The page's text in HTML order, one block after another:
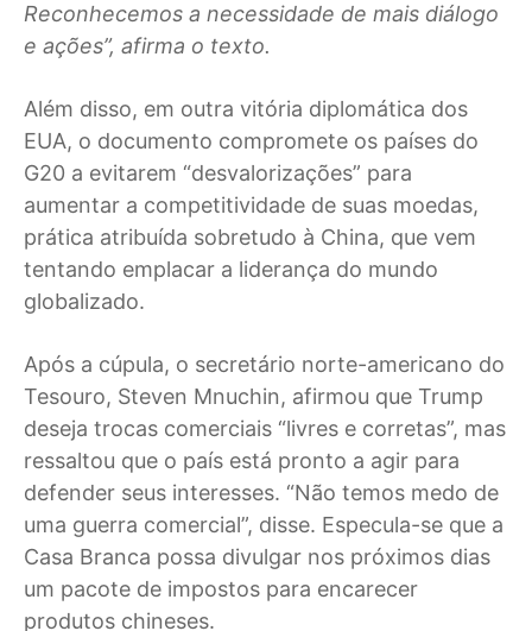
Reconhecemos a necessidade de mais diálogo
e ações”, afirma o texto.
Além disso, em outra vitória diplomática dos
EUA, o documento compromete os países do
G20 a evitarem “desvalorizações” para
aumentar a competitividade de suas moedas,
prática atribuída sobretudo à China, que vem
tentando emplacar a liderança do mundo
globalizado.
Após a cúpula, o secretário norte-americano do
Tesouro, Steven Mnuchin, afirmou que Trump
deseja trocas comerciais “livres e corretas”, mas
ressaltou que o país está pronto a agir para
defender seus interesses. “Não temos medo de
uma guerra comercial”, disse. Especula-se que a
Casa Branca possa divulgar nos próximos dias
um pacote de impostos para encarecer
produtos chineses.